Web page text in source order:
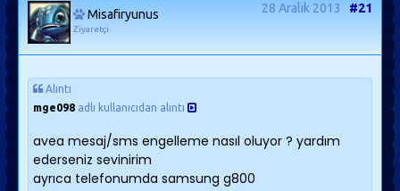
Misafiryunus
Ziyaretçi
28 Aralık 2013 #21
Alıntı
mge098 adlı kullanıcıdan alıntı
avea mesaj/sms engelleme nasıl oluyor ? yardım
ederseniz sevinirim
ayrıca telefonumda samsung g800